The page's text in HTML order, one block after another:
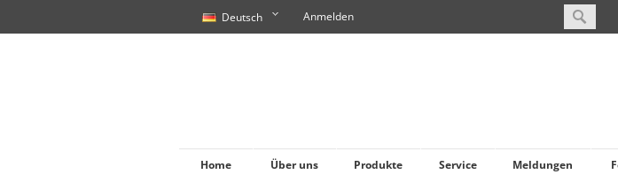
Deutsch Anmelden
Home Über uns Produkte Service Meldungen